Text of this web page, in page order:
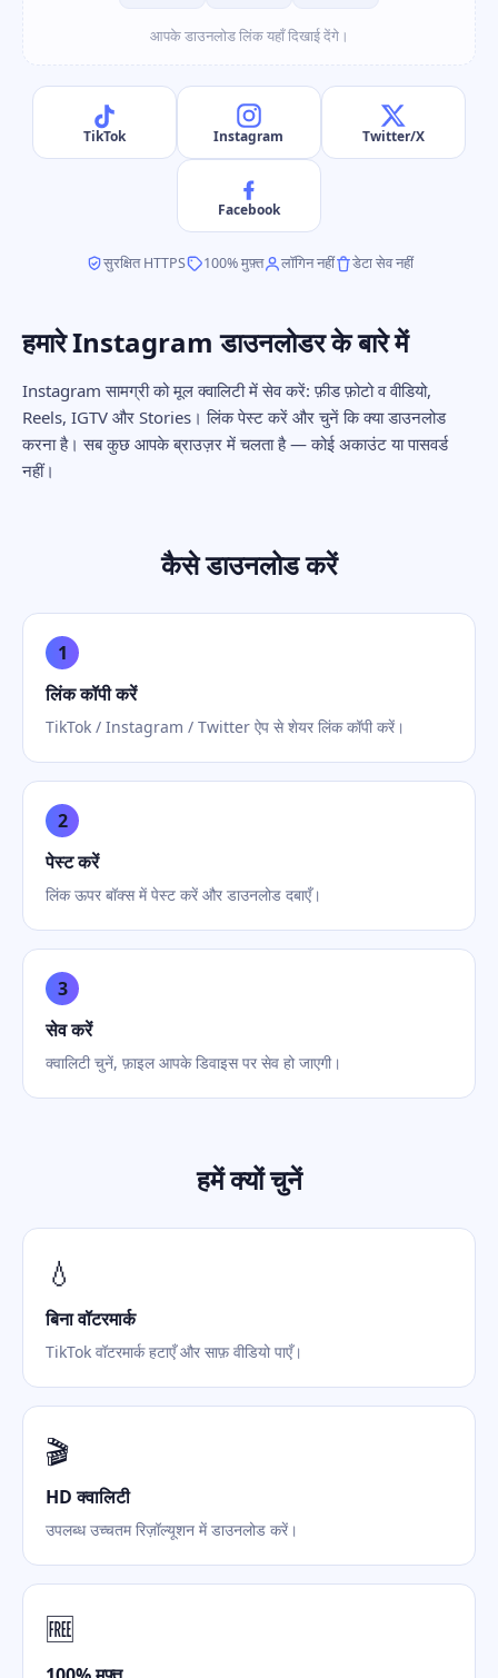
आपके डाउनलोड लिंक यहाँ दिखाई देंगे।
TikTok Instagram Twitter/X
Facebook
सुरक्षित HTTPS 100% मुफ़्त लॉगिन नहीं डेटा सेव नहीं
हमारे Instagram डाउनलोडर के बारे में
Instagram सामग्री को मूल क्वालिटी में सेव करें: फ़ीड फ़ोटो व वीडियो,
Reels, IGTV और Stories। लिंक पेस्ट करें और चुनें कि क्या डाउनलोड
करना है। सब कुछ आपके ब्राउज़र में चलता है — कोई अकाउंट या पासवर्ड
नहीं।
कैसे डाउनलोड करें
1
लिंक कॉपी करें
TikTok / Instagram / Twitter ऐप से शेयर लिंक कॉपी करें।
2
पेस्ट करें
लिंक ऊपर बॉक्स में पेस्ट करें और डाउनलोड दबाएँ।
3
सेव करें
क्वालिटी चुनें, फ़ाइल आपके डिवाइस पर सेव हो जाएगी।
हमें क्यों चुनें
💧
बिना वॉटरमार्क
TikTok वॉटरमार्क हटाएँ और साफ़ वीडियो पाएँ।
🎬
HD क्वालिटी
उपलब्ध उच्चतम रिज़ॉल्यूशन में डाउनलोड करें।
🆓